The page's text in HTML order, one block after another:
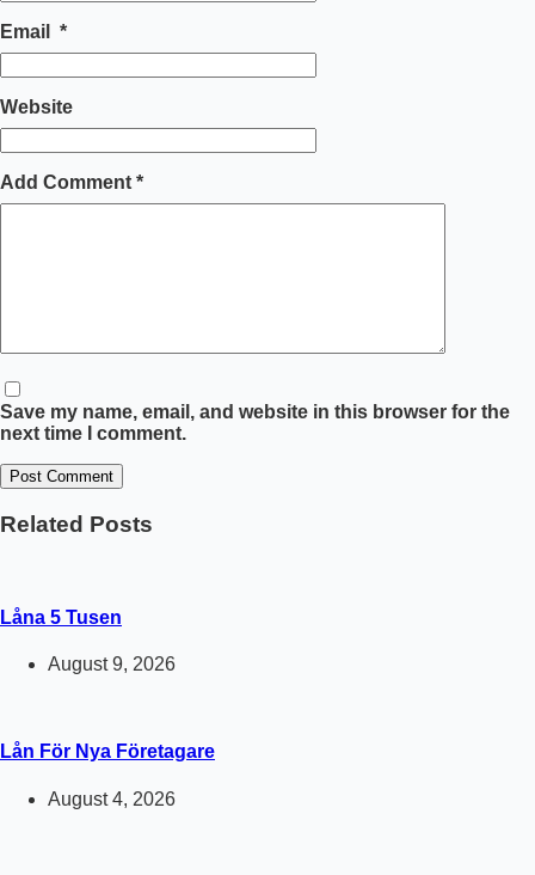
Email *
Website
Add Comment *
Save my name, email, and website in this browser for the
next time I comment.
Post Comment
Related Posts
Låna 5 Tusen
August 9, 2026
Lån För Nya Företagare
August 4, 2026